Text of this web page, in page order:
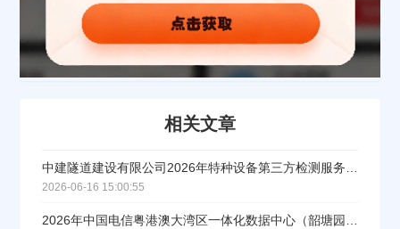
相关文章
中建隧道建设有限公司2026年特种设备第三方检测服务集中采购招标公告
2026-06-16 15:00:55
2026年中国电信粤港澳大湾区一体化数据中心（韶塘园区）第一批机电项目工程监理服务集中采购招标公告
立即入驻